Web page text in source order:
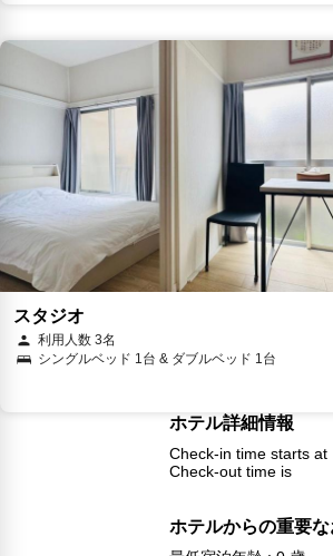
スタジオ
利用人数 3名
シングルベッド 1台 & ダブルベッド 1台
ホテル詳細情報
Check-in time starts at
Check-out time is
ホテルからの重要